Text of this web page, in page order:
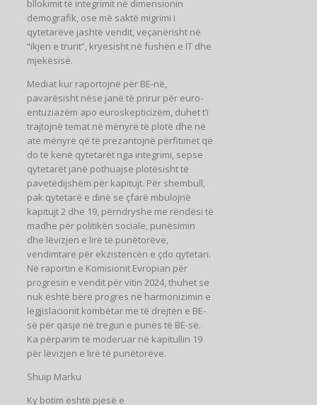
bllokimit të integrimit në dimensionin
demografik, ose më saktë migrimi i
qytetarëve jashtë vendit, veçanërisht në
“ikjen e trurit”, kryesisht në fushën e IT dhe
mjekësisë.
Mediat kur raportojnë për BE-në,
pavarësisht nëse janë të prirur për euro-
entuziazëm apo euroskepticizëm, duhet t’i
trajtojnë temat në mënyrë të plotë dhe në
atë mënyrë që të prezantojnë përfitimet që
do të kenë qytetarët nga integrimi, sepse
qytetarët janë pothuajse plotësisht të
pavetëdijshëm për kapitujt. Për shembull,
pak qytetarë e dinë se çfarë mbulojnë
kapitujt 2 dhe 19, përndryshe me rëndësi të
madhe për politikën sociale, punësimin
dhe lëvizjen e lirë të punëtorëve,
vendimtare për ekzistencën e çdo qytetari.
Në raportin e Komisionit Evropian për
progresin e vendit për vitin 2024, thuhet se
nuk është bërë progres në harmonizimin e
legjislacionit kombëtar me të drejtën e BE-
së për qasje në tregun e punës të BE-së.
Ka përparim të moderuar në kapitullin 19
për lëvizjen e lirë të punëtorëve.
Shuip Marku
Ky botim është pjesë e